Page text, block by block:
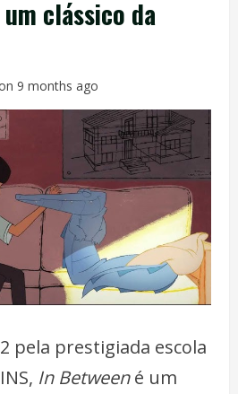
clássico da
9 months ago
pela prestigiada escola
In Betweené um